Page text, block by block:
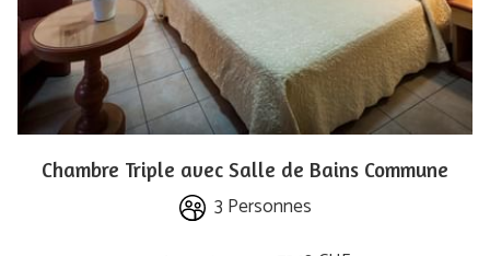
Chambre Triple avec Salle de Bains Commune
3 Personnes